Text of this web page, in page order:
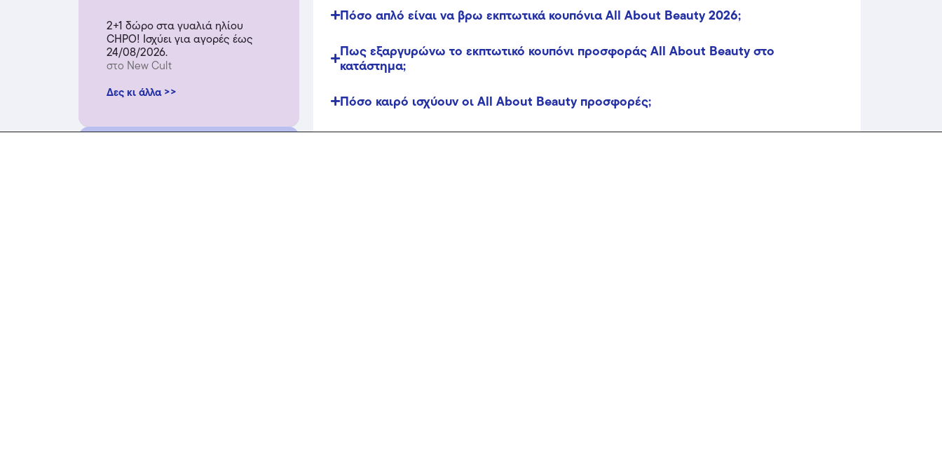
2+1 δώρο στα γυαλιά ηλίου
CHPO! Ισχύει για αγορές έως
24/08/2026.
στο New Cult
Δες κι άλλα >>
Πόσο απλό είναι να βρω εκπτωτικά κουπόνια All About Beauty 2026;
Πως εξαργυρώνω το εκπτωτικό κουπόνι προσφοράς All About Beauty στο
κατάστημα;
Πόσο καιρό ισχύουν οι All About Beauty προσφορές;
Ποιοι είναι μερικοί έξυπνοι τρόποι για να εξοικονομήσεις χρήματα;